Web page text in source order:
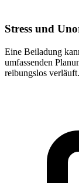
Stress und
Eine Beiladung
umfassenden
reibungslos verläuft.